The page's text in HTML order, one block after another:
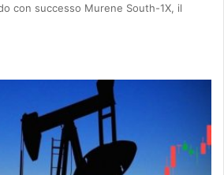
con successo Murene South-1X, il